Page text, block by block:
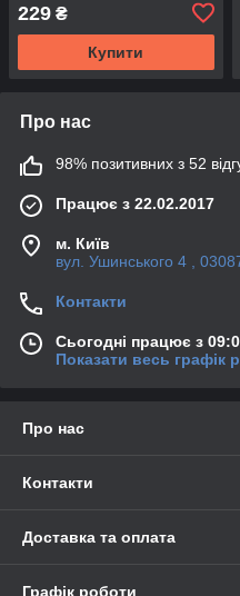
229 ₴
Купити
Про нас
98% позитивних з 52
Працює з 22.02.2017
м. Київ
вул. Ушинського 4 ,
Контакти
Сьогодні працює з
Показати весь графік
Про нас
Контакти
Доставка та оплата
Графік роботи